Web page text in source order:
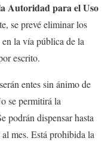
Autoridad para el Uso
se prevé eliminar los
la vía pública de la
escrito.
entes sin ánimo de
se permitirá la
podrán dispensar hasta
mes. Está prohibida la